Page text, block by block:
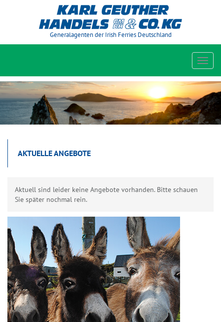
Generalagenten der Irish Ferries Deutschland
AKTUELLE ANGEBOTE
Aktuell sind leider keine Angebote vorhanden. Bitte schauen
Sie später nochmal rein.